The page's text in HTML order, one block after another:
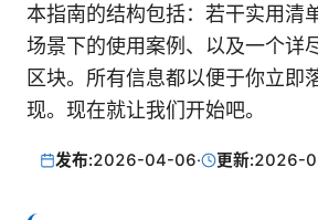
本指南的结构包括：若干实用清
场景下的使用案例、以及一个详
区块。所有信息都以便于你立即
现。现在就让我们开始吧。
发布:2026-04-06· 更新:2026-